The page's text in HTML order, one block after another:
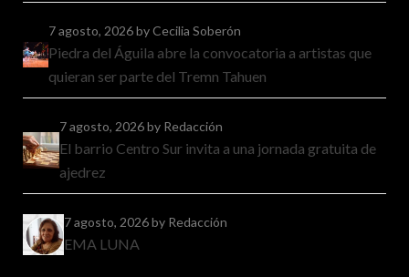
7 agosto, 2026by Cecilia Soberón
Piedra del Águila abre la convocatoria a artistas que
quieran ser parte del Tremn Tahuen
7 agosto, 2026by Redacción
El barrio Centro Sur invita a una jornada gratuita de
ajedrez
7 agosto, 2026by Redacción
EMA LUNA